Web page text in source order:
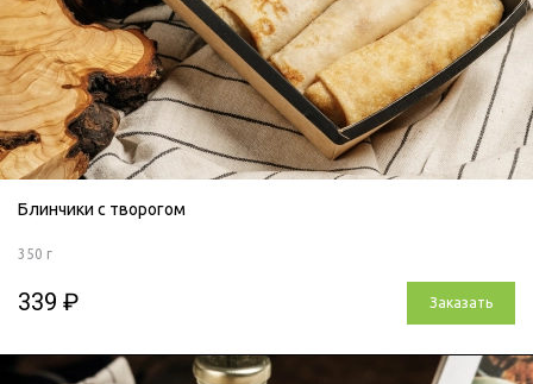
Блинчики с творогом
350 г
339 ₽ Заказать